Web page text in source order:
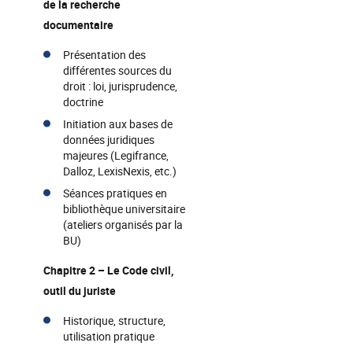
de la recherche
documentaire
Présentation des
différentes sources du
droit : loi, jurisprudence,
doctrine
Initiation aux bases de
données juridiques
majeures (Legifrance,
Dalloz, LexisNexis, etc.)
Séances pratiques en
bibliothèque universitaire
(ateliers organisés par la
BU)
Chapitre 2 – Le Code civil,
outil du juriste
Historique, structure,
utilisation pratique